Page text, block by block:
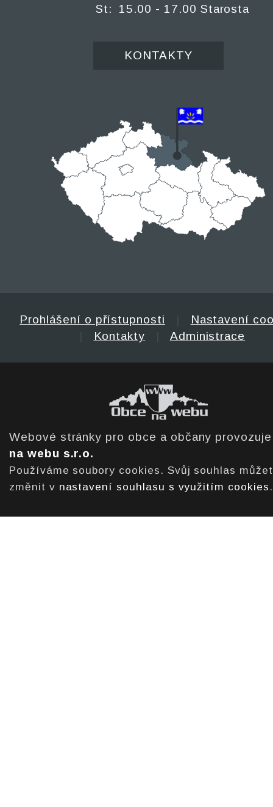
St: 15.00 - 17.00 Starosta
KONTAKTY
Prohlášení o přístupnosti
Nastavení
Kontakty Administrace
Webové stránky pro obce a občany
na webu s.r.o.
Používáme soubory cookies. Svůj souhlas
změnit v nastavení souhlasu s využitím cookies .